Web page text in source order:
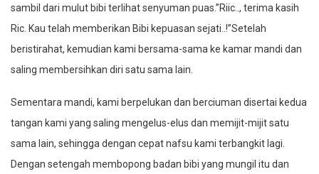
sambil dari mulut bibi terlihat senyuman puas.”Riic.., terima kasih
Ric. Kau telah memberikan Bibi kepuasan sejati..!”Setelah
beristirahat, kemudian kami bersama-sama ke kamar mandi dan
saling membersihkan diri satu sama lain.
Sementara mandi, kami berpelukan dan berciuman disertai kedua
tangan kami yang saling mengelus-elus dan memijit-mijit satu
sama lain, sehingga dengan cepat nafsu kami terbangkit lagi.
Dengan setengah membopong badan bibi yang mungil itu dan